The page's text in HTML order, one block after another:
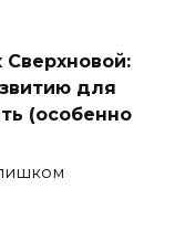
для
(особенно